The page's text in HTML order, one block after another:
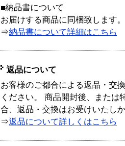
■納品書について
お届けする商品に同梱致します。
⇒納品書について詳細はこちら
返品について
お客様のご都合による返品・交
ください。 商品開封後、または
合、返品・交換はお受けいたし
⇒返品について詳しくはこちら